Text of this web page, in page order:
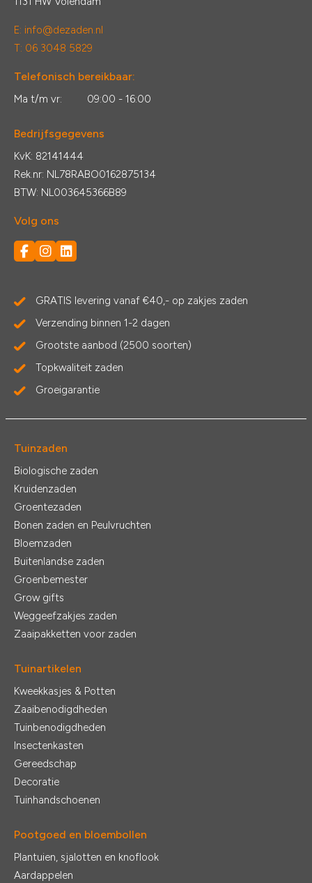
E: info@dezaden.nl
T: 06 3048 5829
Telefonisch bereikbaar:
Ma t/m vr: 09:00 - 16:00
Bedrijfsgegevens
KvK: 82141444
Rek.nr: NL78RABO0162875134
BTW: NL003645366B89
Volg ons
GRATIS levering vanaf €40,- op zakjes zaden
Verzending binnen 1-2 dagen
Grootste aanbod (2500 soorten)
Topkwaliteit zaden
Groeigarantie
Tuinzaden
Biologische zaden
Kruidenzaden
Groentezaden
Bonen zaden en Peulvruchten
Bloemzaden
Buitenlandse zaden
Groenbemester
Grow gifts
Weggeefzakjes zaden
Zaaipakketten voor zaden
Tuinartikelen
Kweekkasjes & Potten
Zaaibenodigdheden
Tuinbenodigdheden
Insectenkasten
Gereedschap
Decoratie
Tuinhandschoenen
Pootgoed en bloembollen
Plantuien, sjalotten en knoflook
Aardappelen